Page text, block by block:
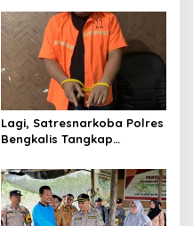
Pertanggungjawaban
Pelaksanaan APBD Tahun
Anggaran 2025
Lagi, Satresnarkoba Polres
Bengkalis Tangkap
Air